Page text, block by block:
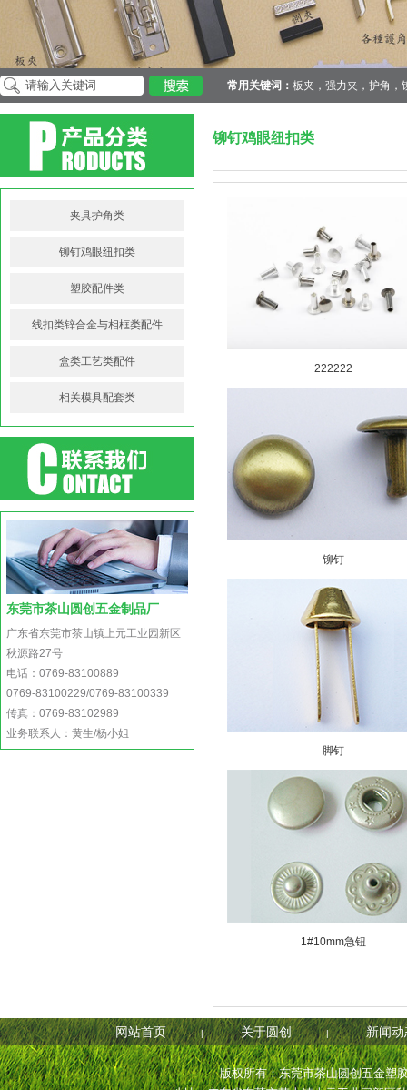
常用关键词： 板夹，强力夹，护角，
夹具护角类
铆钉鸡眼纽扣类
塑胶配件类
线扣类锌合金与相框类配件
盒类工艺类配件
相关模具配套类
东莞市茶山圆创五金制品厂
广东省东莞市茶山镇上元工业园新区
秋源路27号
电话：0769-83100889
0769-83100229/0769-83100339
传真：0769-83102989
业务联系人：黄生/杨小姐
铆钉鸡眼纽扣类
222222
铆钉
脚钉
1#10mm急钮
网站首页 | 关于圆创 | 新闻动
版权所有：东莞市茶山圆创五金塑